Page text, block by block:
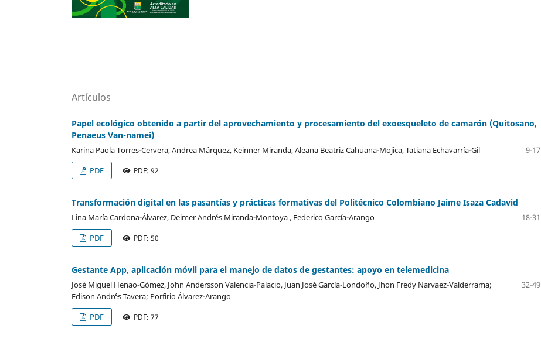
Artículos
Papel ecológico obtenido a partir del aprovechamiento y procesamiento del exoesqueleto de camarón (Quitosano,
Penaeus Van-namei)
Karina Paola Torres-Cervera, Andrea Márquez, Keinner Miranda, Aleana Beatriz Cahuana-Mojica, Tatiana Echavarría-Gil
9-17
PDF
PDF: 92
Transformación digital en las pasantías y prácticas formativas del Politécnico Colombiano Jaime Isaza Cadavid
Lina María Cardona-Álvarez, Deimer Andrés Miranda-Montoya , Federico García-Arango
18-31
PDF
PDF: 50
Gestante App, aplicación móvil para el manejo de datos de gestantes: apoyo en telemedicina
José Miguel Henao-Gómez, John Andersson Valencia-Palacio, Juan José García-Londoño, Jhon Fredy Narvaez-Valderrama;
Edison Andrés Tavera; Porfirio Álvarez-Arango
32-49
PDF PDF: 77